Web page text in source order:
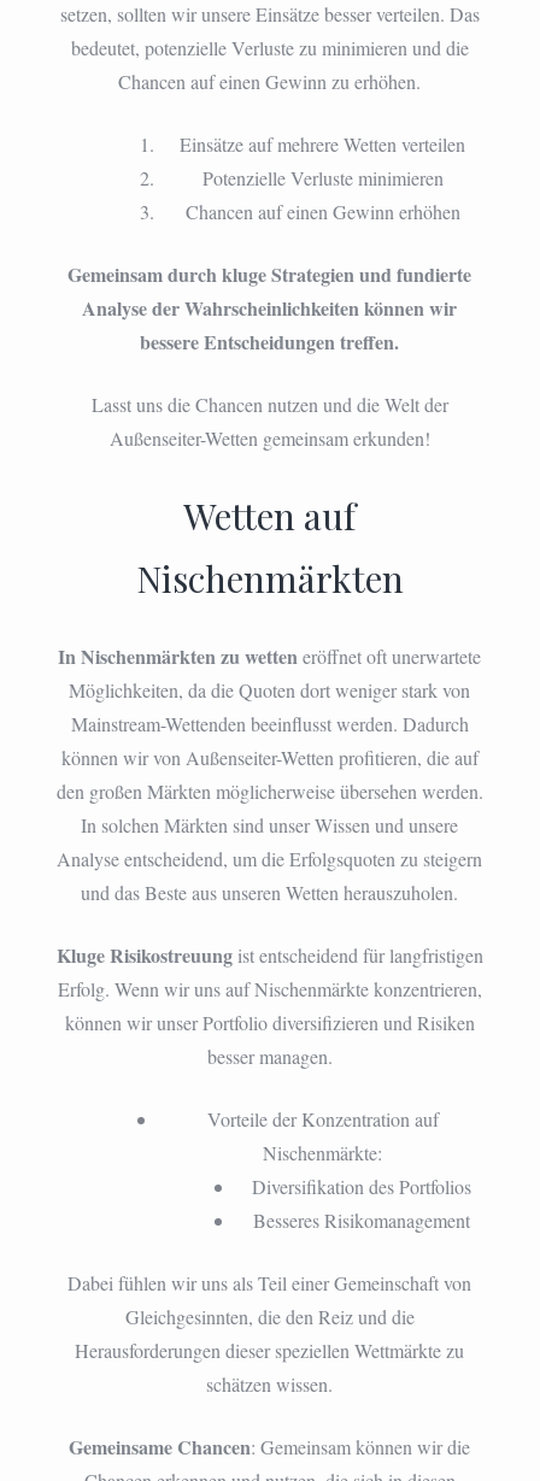
setzen, sollten wir unsere Einsätze besser verteilen. Das
bedeutet, potenzielle Verluste zu minimieren und die
Chancen auf einen Gewinn zu erhöhen.
Einsätze auf mehrere Wetten verteilen
Potenzielle Verluste minimieren
Chancen auf einen Gewinn erhöhen
Gemeinsam durch kluge Strategien und fundierte
Analyse der Wahrscheinlichkeiten können wir
bessere Entscheidungen treffen.
Lasst uns die Chancen nutzen und die Welt der
Außenseiter-Wetten gemeinsam erkunden!
Wetten auf
Nischenmärkten
In Nischenmärkten zu wetteneröffnet oft unerwartete
Möglichkeiten, da die Quoten dort weniger stark von
Mainstream-Wettenden beeinflusst werden. Dadurch
können wir von Außenseiter-Wetten profitieren, die auf
den großen Märkten möglicherweise übersehen werden.
In solchen Märkten sind unser Wissen und unsere
Analyse entscheidend, um die Erfolgsquoten zu steigern
und das Beste aus unseren Wetten herauszuholen.
Kluge Risikostreuungist entscheidend für langfristigen
Erfolg. Wenn wir uns auf Nischenmärkte konzentrieren,
können wir unser Portfolio diversifizieren und Risiken
besser managen.
Vorteile der Konzentration auf
Nischenmärkte:
Diversifikation des Portfolios
Besseres Risikomanagement
Dabei fühlen wir uns als Teil einer Gemeinschaft von
Gleichgesinnten, die den Reiz und die
Herausforderungen dieser speziellen Wettmärkte zu
schätzen wissen.
Gemeinsame Chancen: Gemeinsam können wir die